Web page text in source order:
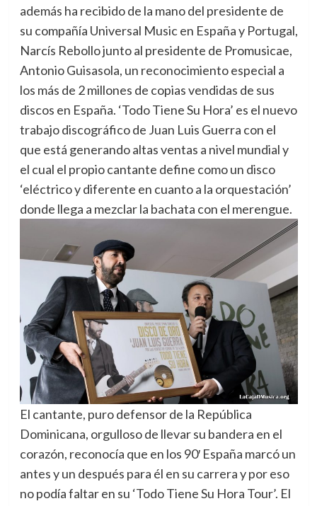
además ha recibido de la mano del presidente de
su compañía Universal Music en España y Portugal,
Narcís Rebollo junto al presidente de Promusicae,
Antonio Guisasola, un reconocimiento especial a
los más de 2 millones de copias vendidas de sus
discos en España. ‘Todo Tiene Su Hora’ es el nuevo
trabajo discográfico de Juan Luis Guerra con el
que está generando altas ventas a nivel mundial y
el cual el propio cantante define como un disco
‘eléctrico y diferente en cuanto a la orquestación’
donde llega a mezclar la bachata con el merengue.
El cantante, puro defensor de la República
Dominicana, orgulloso de llevar su bandera en el
corazón, reconocía que en los 90′ España marcó un
antes y un después para él en su carrera y por eso
no podía faltar en su ‘Todo Tiene Su Hora Tour’. El